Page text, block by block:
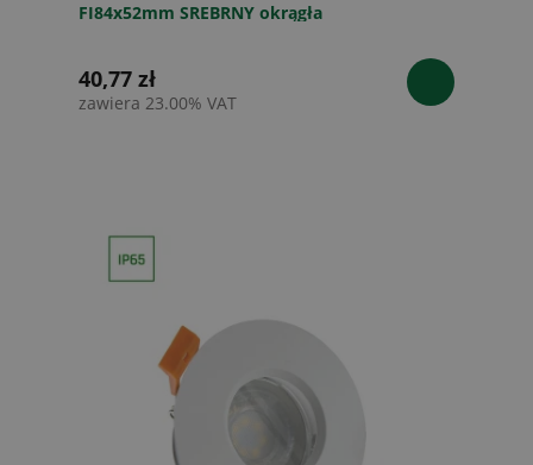
FI84x52mm SREBRNY okrągła
40,77 zł
zawiera 23.00% VAT